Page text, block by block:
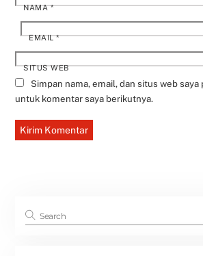
NAMA*
EMAIL*
SITUS WEB
Simpan nama, email, dan situs web saya
untuk komentar saya berikutnya.